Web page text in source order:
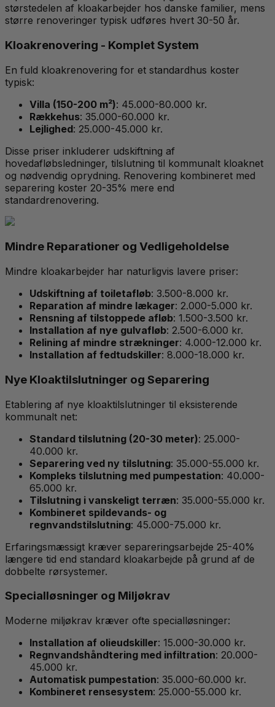
størstedelen af kloakarbejder hos danske familier, mens
større renoveringer typisk udføres hvert 30-50 år.
Kloakrenovering - Komplet System
En fuld kloakrenovering for et standardhus koster
typisk:
Villa (150-200 m²): 45.000-80.000 kr.
Rækkehus: 35.000-60.000 kr.
Lejlighed: 25.000-45.000 kr.
Disse priser inkluderer udskiftning af
hovedafløbsledninger, tilslutning til kommunalt kloaknet
og nødvendig oprydning. Renovering kombineret med
separering koster 20-35% mere end
standardrenovering.
Mindre Reparationer og Vedligeholdelse
Mindre kloakarbejder har naturligvis lavere priser:
Udskiftning af toiletafløb: 3.500-8.000 kr.
Reparation af mindre lækager: 2.000-5.000 kr.
Rensning af tilstoppede afløb: 1.500-3.500 kr.
Installation af nye gulvafløb: 2.500-6.000 kr.
Relining af mindre strækninger: 4.000-12.000 kr.
Installation af fedtudskiller: 8.000-18.000 kr.
Nye Kloaktilslutninger og Separering
Etablering af nye kloaktilslutninger til eksisterende
kommunalt net:
Standard tilslutning (20-30 meter): 25.000-
40.000 kr.
Separering ved ny tilslutning: 35.000-55.000 kr.
Kompleks tilslutning med pumpestation: 40.000-
65.000 kr.
Tilslutning i vanskeligt terræn: 35.000-55.000 kr.
Kombineret spildevands- og
regnvandstilslutning: 45.000-75.000 kr.
Erfaringsmæssigt kræver separeringsarbejde 25-40%
længere tid end standard kloakarbejde på grund af de
dobbelte rørsystemer.
Specialløsninger og Miljøkrav
Moderne miljøkrav kræver ofte specialløsninger:
Installation af olieudskiller: 15.000-30.000 kr.
Regnvandshåndtering med infiltration: 20.000-
45.000 kr.
Automatisk pumpestation: 35.000-60.000 kr.
Kombineret rensesystem: 25.000-55.000 kr.